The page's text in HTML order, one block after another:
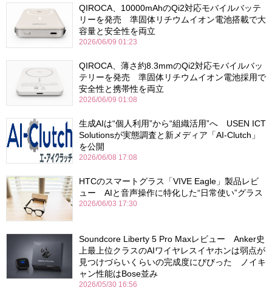
QIROCA、10000mAhのQi2対応モバイルバッテ
リーを発売 準固体リチウムイオン電池搭載で大
容量と安全性を両立
2026/06/09 01:23
QIROCA、薄さ約8.3mmのQi2対応モバイルバッ
テリーを発売 準固体リチウムイオン電池採用で
安全性と携帯性を両立
2026/06/09 01:08
生成AIは“個人利用”から“組織活用”へ USEN ICT
Solutionsが実態調査と新メディア「AI-Clutch」
を公開
2026/06/08 17:08
HTCのスマートグラス「VIVE Eagle」製品レビ
ュー AIと音声操作に特化した“日常使い”グラス
2026/06/03 17:30
Soundcore Liberty 5 Pro Maxレビュー Anker史
上最上位クラスのAIワイヤレスイヤホンは弱点が
見つけづらいくらいの完成度にびびった ノイキ
ャン性能はBose並み
2026/05/30 16:56